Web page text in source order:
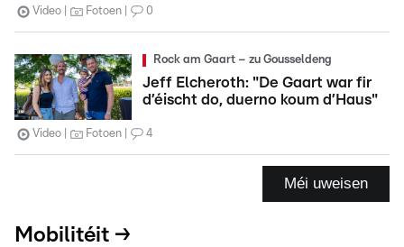
Video Fotoen 0
Rock am Gaart – zu Gousseldeng
Jeff Elcheroth: "De Gaart war fir
d’éischt do, duerno koum d’Haus"
Video Fotoen 4
Méi uweisen
Mobilitéit →